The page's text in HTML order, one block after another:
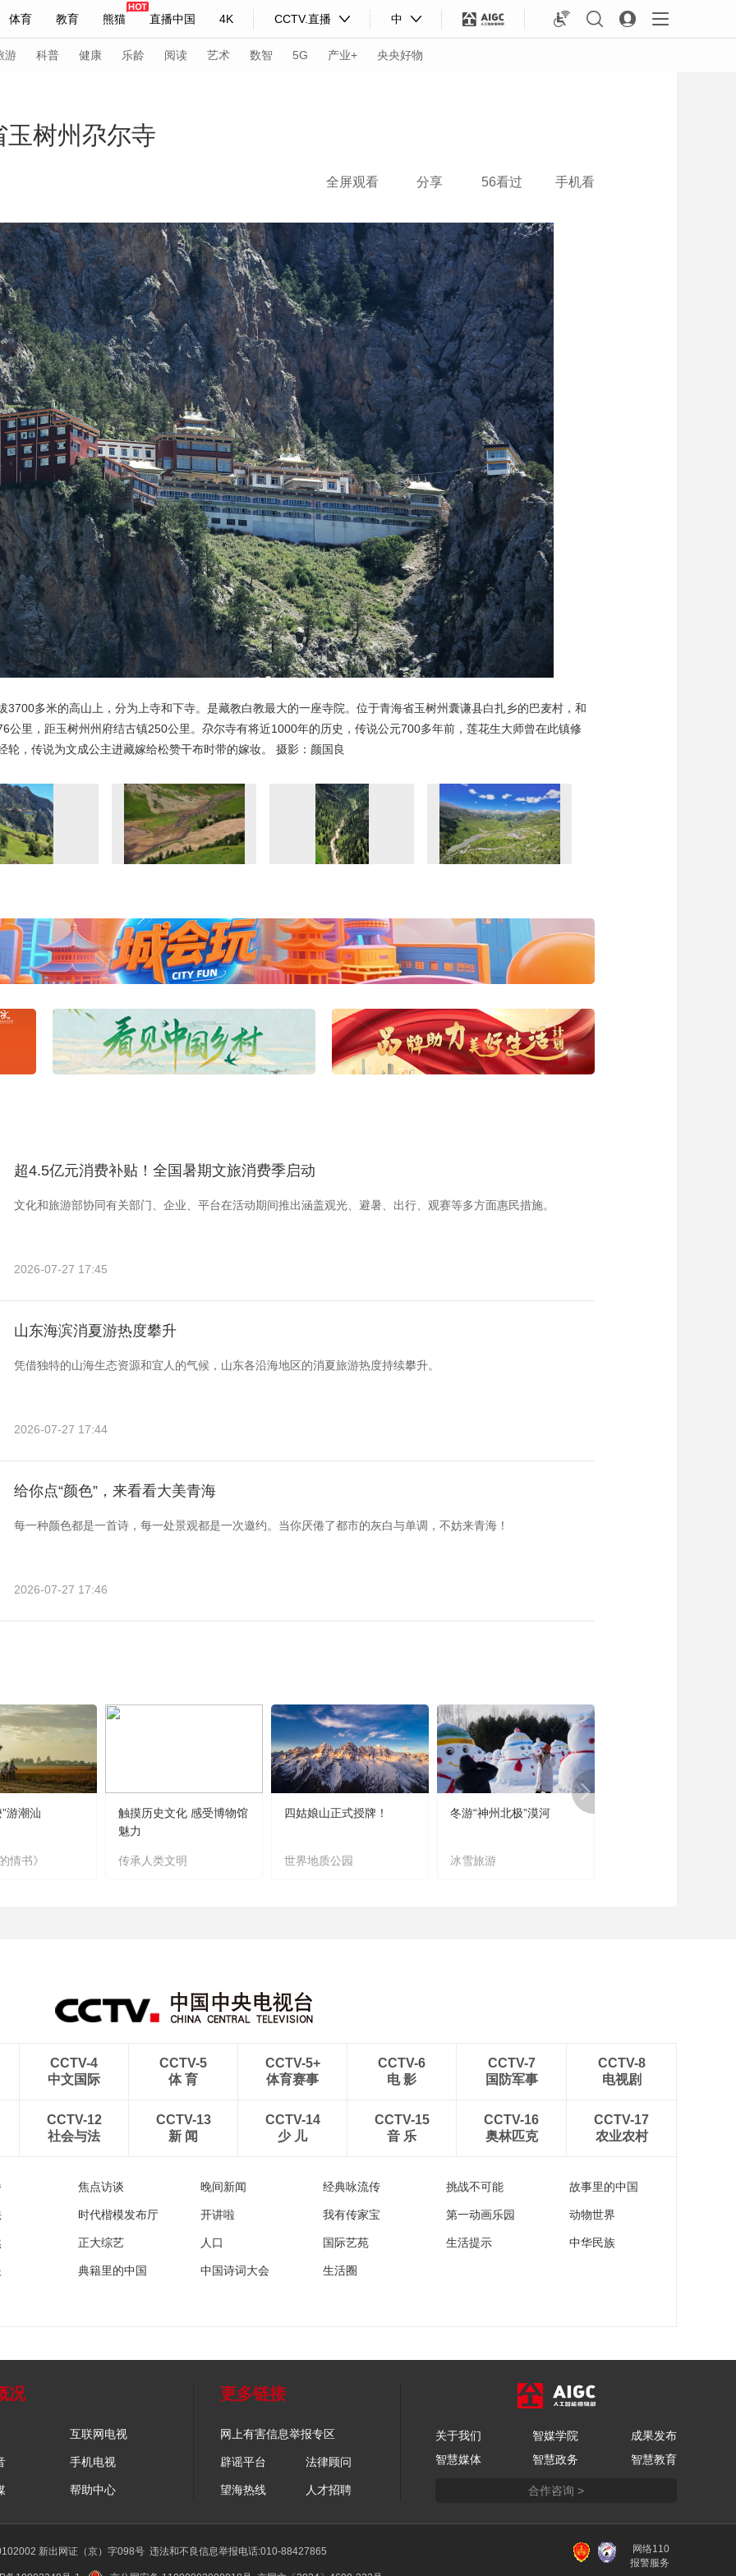
体育 教育 熊猫 直播中国 4K CCTV.直播 中
妙语 热解读 天天学习
持人 下载央视影音
游 科普 健康 乐龄 阅读 艺术 数智 5G 产业+ 央央好物
道 VR/AR 4K专区 全景新闻
入列 人生第一次 人生第二次
奥会 CBA NBA 中超 国足 国际足球 网球 综合体育 亚冬会
体育江湖 文化体育 冰雪道路 足球道路
央博 非遗 文化 旅游 科普 健康 乐龄 阅读 艺术 汽车 数智 5G
云起 超级工厂 智敬中国 全民健康 颜选攻略 时尚 天气 才艺 网展 央央好物
热播榜 总台企业白名单
树州尕尔寺
全屏观看 分享 56看过 手机看
3700多米的高山上，分为上寺和下寺。是藏教白教最大的一座寺院。位于青海省玉树州囊谦县白扎乡的巴麦村，和
公里，距玉树州州府结古镇250公里。尕尔寺有将近1000年的历史，传说公元700多年前，莲花生大师曾在此镇修
轮，传说为文成公主进藏嫁给松赞干布时带的嫁妆。 摄影：颜国良
超4.5亿元消费补贴！全国暑期文旅消费季启动
文化和旅游部协同有关部门、企业、平台在活动期间推出涵盖观光、避暑、出行、观赛等多方面惠民措施。
2026-07-27 17:45
山东海滨消夏游热度攀升
凭借独特的山海生态资源和宜人的气候，山东各沿海地区的消夏旅游热度持续攀升。
2026-07-27 17:44
给你点“颜色”，来看看大美青海
每一种颜色都是一首诗，每一处景观都是一次邀约。当你厌倦了都市的灰白与单调，不妨来青海！
2026-07-27 17:46
游潮汕
情书》
触摸历史文化 感受博物馆
魅力
传承人类文明
四姑娘山正式授牌！
世界地质公园
冬游“神州北极”漠河
冰雪旅游
CCTV-4
中文国际
CCTV-5
体 育
CCTV-5+
体育赛事
CCTV-6
电 影
CCTV-7
国防军事
CCTV-8
电视剧
CCTV-12
社会与法
CCTV-13
新 闻
CCTV-14
少 儿
CCTV-15
音 乐
CCTV-16
奥林匹克
CCTV-17
农业农村
焦点访谈 晚间新闻 经典咏流传 挑战不可能 故事里的中国
时代楷模发布厅 开讲啦 我有传家宝 第一动画乐园 动物世界
正大综艺 人口 国际艺苑 生活提示 中华民族
典籍里的中国 中国诗词大会 生活圈
况
互联网电视
手机电视
帮助中心
更多链接
网上有害信息举报专区
辟谣平台 法律顾问
望海热线 人才招聘
关于我们 智媒学院
成果发布
智慧媒体
智慧政务 智慧教育
合作咨询 >
新出网证（京）字098号 违法和不良信息举报电话:010-88427865
网络110
报警服务